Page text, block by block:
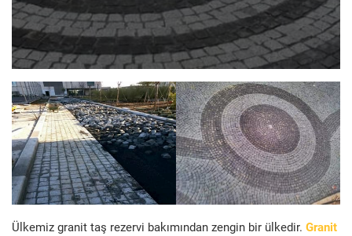
Ülkemiz granit taş rezervi bakımından zengin bir ülkedir. Granit